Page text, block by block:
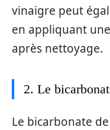
vinaigre peut
en appliquant
après nettoyage.
2. Le
Le bicarbonate